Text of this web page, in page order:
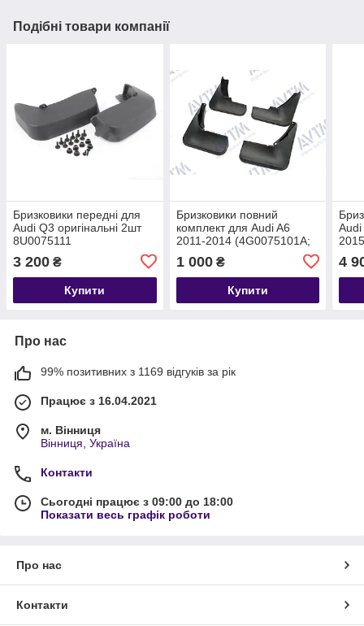
Подібні товари компанії
Бризковики передні для
Audi Q3 оригінальні 2шт
8U0075111
3 200 ₴
Купити
Бризковики повний
комплект для Audi A6
2011-2014 (4G0075101A;
4G0075111), комплект 4шт
MF.AUA62011
1 000₴
Купити
Audi
4
Про нас
99% позитивних з 1169 відгуків за рік
Працює з 16.04.2021
м. Вінниця
Вінниця, Україна
Контакти
Сьогодні працює з 09:00 до 18:00
Показати весь графік роботи
Про нас
Контакти